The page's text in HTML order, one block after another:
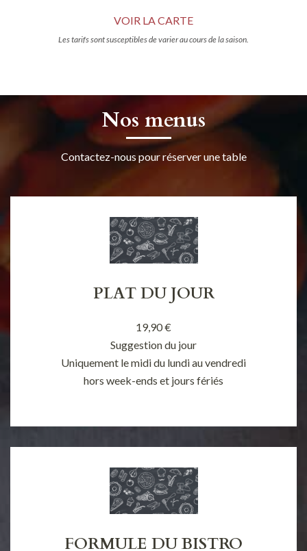
VOIR LA CARTE
Les tarifs sont susceptibles de varier au cours de la saison.
Nos menus
Contactez-nous pour réserver une table
PLAT DU JOUR
19,90 €
Suggestion du jour
Uniquement le midi du lundi au vendredi
hors week-ends et jours fériés
FORMULE DU BISTRO